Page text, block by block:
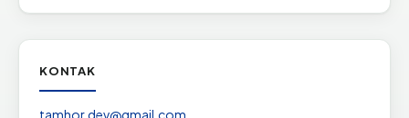
KONTAK
tamhor.dev@gmail.com